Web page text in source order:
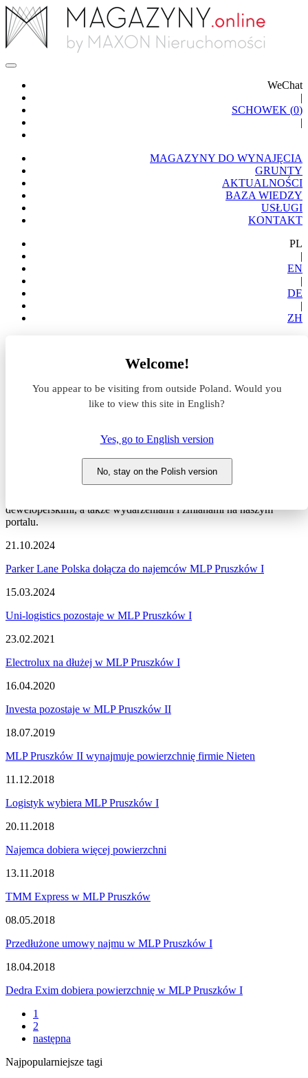
WeChat
|
SCHOWEK (0)
|
MAGAZYNY DO WYNAJĘCIA
GRUNTY
AKTUALNOŚCI
BAZA WIEDZY
USŁUGI
KONTAKT
PL
|
EN
|
DE
|
ZH
Welcome!
You appear to be visiting from outside Poland. Would you
like to view this site in English?
Yes, go to English version
No, stay on the Polish version
Aktualności z rynku
Pruszków I
Zapraszamy do zapoznania się z najnowszymi informacjami
deweloperskimi, a także wydarzeniami i zmianami na naszym
portalu.
21.10.2024
Parker Lane Polska dołącza do najemców MLP Pruszków I
15.03.2024
Uni-logistics pozostaje w MLP Pruszków I
23.02.2021
Electrolux na dłużej w MLP Pruszków I
16.04.2020
Investa pozostaje w MLP Pruszków II
18.07.2019
MLP Pruszków II wynajmuje powierzchnię firmie Nieten
11.12.2018
Logistyk wybiera MLP Pruszków I
20.11.2018
Najemca dobiera więcej powierzchni
13.11.2018
TMM Express w MLP Pruszków
08.05.2018
Przedłużone umowy najmu w MLP Pruszków I
18.04.2018
Dedra Exim dobiera powierzchnię w MLP Pruszków I
1
2
następna
Najpopularniejsze tagi